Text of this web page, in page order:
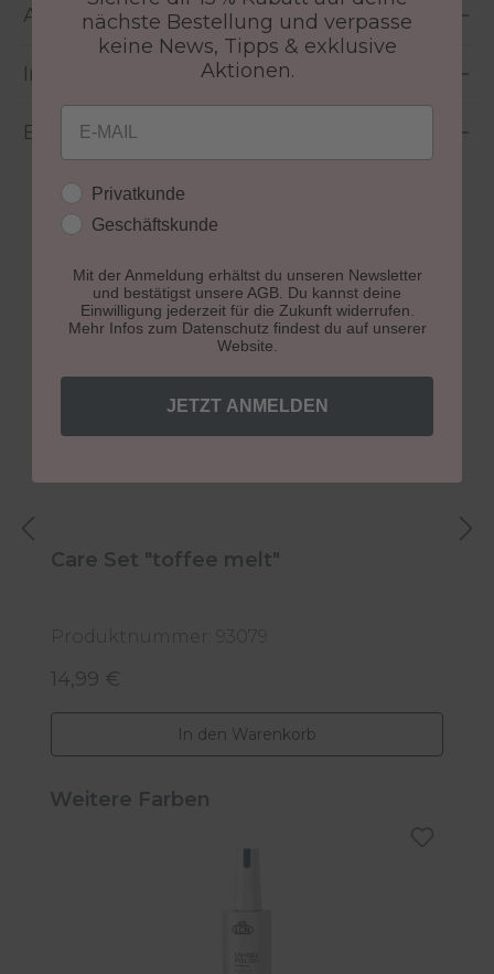
Anwendung
Inhaltsstoffe
Bewertungen
Produktgalerie überspringen
Weitere Neuheiten
Care Set "toffee melt"
Produktnummer: 93079
Regulärer Preis:
14,99 €
In den Warenkorb
Produktgalerie überspringen
Weitere Farben
nächste Bestellung und verpasse
keine News, Tipps & exklusive
Aktionen.
Email
Kundengruppe
Privatkunde
Geschäftskunde
Mit der Anmeldung erhältst du unseren Newsletter
und bestätigst unsere AGB. Du kannst deine
Einwilligung jederzeit für die Zukunft widerrufen.
Mehr Infos zum Datenschutz findest du auf unserer
Website.
JETZT ANMELDEN